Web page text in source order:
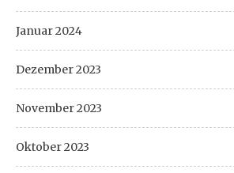
Januar 2024
Dezember 2023
November 2023
Oktober 2023